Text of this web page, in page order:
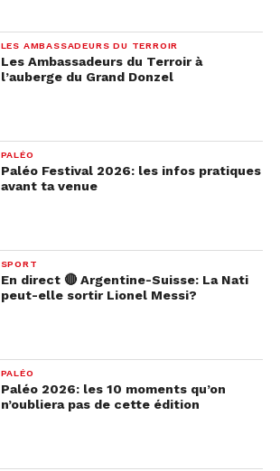
LES AMBASSADEURS DU TERROIR
Les Ambassadeurs du Terroir à
l’auberge du Grand Donzel
PALÉO
Paléo Festival 2026: les infos pratiques
avant ta venue
SPORT
En direct 🔴 Argentine-Suisse: La Nati
peut-elle sortir Lionel Messi?
PALÉO
Paléo 2026: les 10 moments qu’on
n’oubliera pas de cette édition